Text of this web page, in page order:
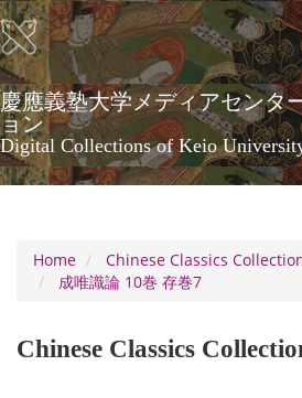
Skip
to
main
content
慶應義塾大学メディアセンタ
ョン
Digital Collections of Keio
Home
Chinese Classics
成唯識論 10巻 存巻7
Chinese Classics